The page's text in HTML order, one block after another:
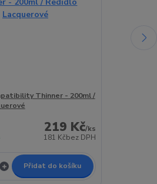
Thinner - 200ml /
219 Kč/ks
181 Kčbez DPH
Přidat do košíku